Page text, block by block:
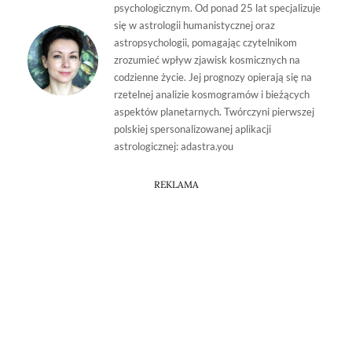
psychologicznym. Od ponad 25 lat specjalizuje
się w astrologii humanistycznej oraz
astropsychologii, pomagając czytelnikom
zrozumieć wpływ zjawisk kosmicznych na
codzienne życie. Jej prognozy opierają się na
rzetelnej analizie kosmogramów i bieżących
aspektów planetarnych. Twórczyni pierwszej
polskiej spersonalizowanej aplikacji
astrologicznej: adastra.you
REKLAMA